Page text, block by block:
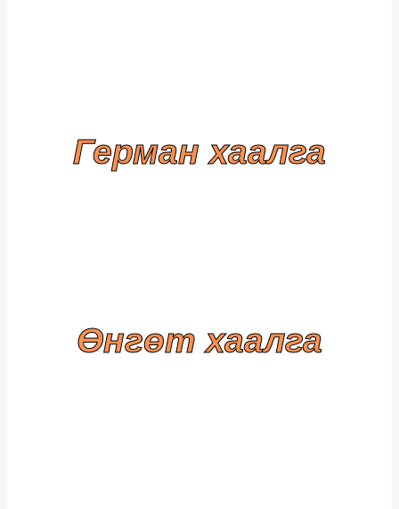
Герман хаалга
Өнгөт хаалга